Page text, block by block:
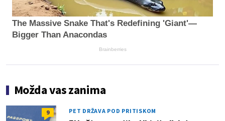
The Massive Snake That's Redefining 'Giant'—
Bigger Than Anacondas
Brainberries
Možda vas zanima
9 PET DRŽAVA POD PRITISKOM